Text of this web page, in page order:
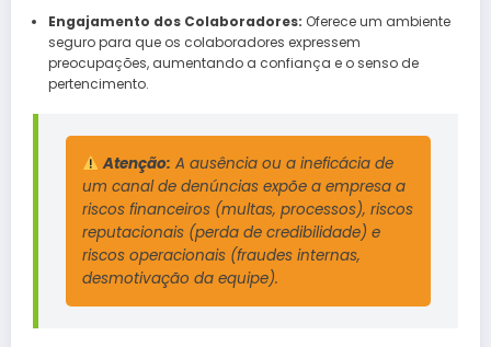
Engajamento dos Colaboradores: Oferece um ambiente
seguro para que os colaboradores expressem
preocupações, aumentando a confiança e o senso de
pertencimento.
Atenção: A ausência ou a ineficácia de
um canal de denúncias expõe a empresa a
riscos financeiros (multas, processos), riscos
reputacionais (perda de credibilidade) e
riscos operacionais (fraudes internas,
desmotivação da equipe).